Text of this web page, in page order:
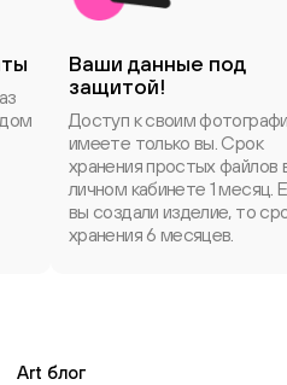
Ваши данные под
защитой!
Доступ к своим
имеете только вы. Срок
хранения простых файлов
личном кабинете 1 месяц.
вы создали изделие, то
хранения 6 месяцев.
Art блог